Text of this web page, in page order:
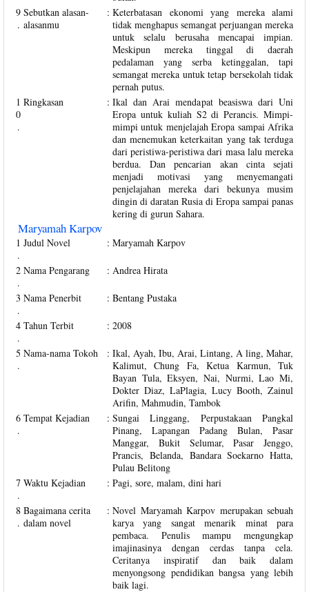
9
.
Sebutkan alasan-
alasanmu
: Keterbatasan ekonomi yang mereka alami
tidak menghapus semangat perjuangan mereka
untuk selalu berusaha mencapai impian.
Meskipun mereka tinggal di daerah
pedalaman yang serba ketinggalan, tapi
semangat mereka untuk tetap bersekolah tidak
pernah putus.
1
0
.
Ringkasan : Ikal dan Arai mendapat beasiswa dari Uni
Eropa untuk kuliah S2 di Perancis. Mimpi-
mimpi untuk menjelajah Eropa sampai Afrika
dan menemukan keterkaitan yang tak terduga
dari peristiwa-peristiwa dari masa lalu mereka
berdua. Dan pencarian akan cinta sejati
menjadi motivasi yang menyemangati
penjelajahan mereka dari bekunya musim
dingin di daratan Rusia di Eropa sampai panas
kering di gurun Sahara.
Maryamah Karpov
1
.
Judul Novel : Maryamah Karpov
2
.
Nama Pengarang : Andrea Hirata
3
.
Nama Penerbit : Bentang Pustaka
4
.
Tahun Terbit : 2008
5
.
Nama-nama Tokoh : Ikal, Ayah, Ibu, Arai, Lintang, A ling, Mahar,
Kalimut, Chung Fa, Ketua Karmun, Tuk
Bayan Tula, Eksyen, Nai, Nurmi, Lao Mi,
Dokter Diaz, LaPlagia, Lucy Booth, Zainul
Arifin, Mahmudin, Tambok
6
.
Tempat Kejadian : Sungai Linggang, Perpustakaan Pangkal
Pinang, Lapangan Padang Bulan, Pasar
Manggar, Bukit Selumar, Pasar Jenggo,
Prancis, Belanda, Bandara Soekarno Hatta,
Pulau Belitong
7
.
Waktu Kejadian : Pagi, sore, malam, dini hari
8
.
Bagaimana cerita
dalam novel
: Novel Maryamah Karpov merupakan sebuah
karya yang sangat menarik minat para
pembaca. Penulis mampu mengungkap
imajinasinya dengan cerdas tanpa cela.
Ceritanya inspiratif dan baik dalam
menyongsong pendidikan bangsa yang lebih
baik lagi.